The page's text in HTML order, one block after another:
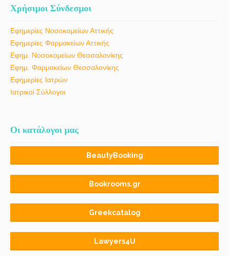
Χρήσιμοι Σύνδεσμοι
Εφημερίες Νοσοκομείων Αττικής
Εφημερίες Φαρμακείων Αττικής
Εφημ. Νοσοκομείων Θεσσαλονίκης
Εφημ. Φαρμακείων Θεσσαλονίκης
Εφημερίες Ιατρών
Ιατρικοί Σύλλογοι
Οι κατάλογοι μας
BeautyBooking
Bookrooms.gr
Greekcatalog
Lawyers4U